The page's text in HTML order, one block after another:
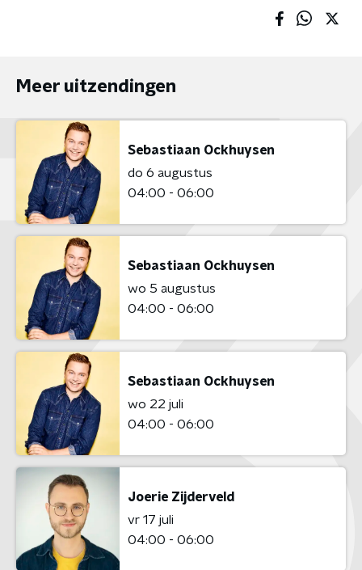
Meer uitzendingen
Sebastiaan Ockhuysen
do 6 augustus
04:00 - 06:00
Sebastiaan Ockhuysen
wo 5 augustus
04:00 - 06:00
Sebastiaan Ockhuysen
wo 22 juli
04:00 - 06:00
Joerie Zijderveld
vr 17 juli
04:00 - 06:00